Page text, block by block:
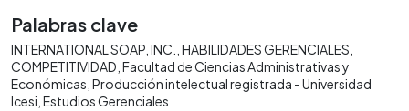
Palabras clave
INTERNATIONAL SOAP, INC.
HABILIDADES GERENCIALES
COMPETITIVIDAD Facultad de Ciencias Administrativas y
Económicas Producción intelectual registrada - Universidad
Icesi Estudios Gerenciales